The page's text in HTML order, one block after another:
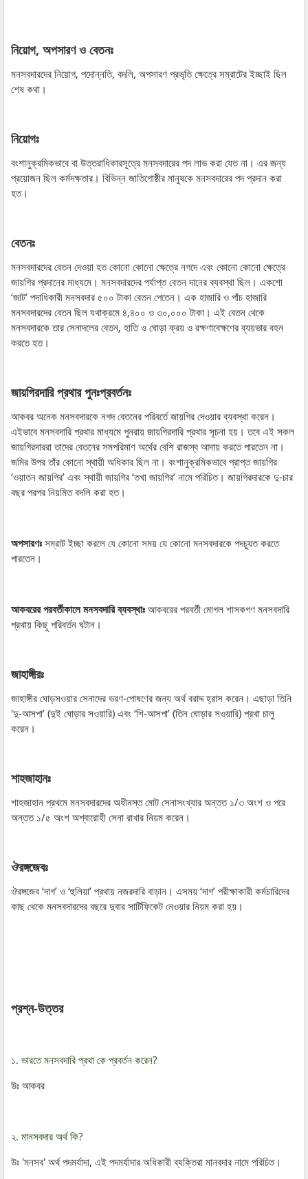
নিয়োগ, অপসারণ ও বেতনঃ
মনসবদারদের নিয়োগ, পদোন্নতি, বদলি, অপসারণ প্রভৃতি ক্ষেত্রে সম্রাটের ইচ্ছাই ছিল
শেষ কথা।
নিয়োগঃ
বংশানুক্রমিকভাবে বা উত্তরাধিকারসূত্রে মনসবদারের পদ লাভ করা যেত না। এর জন্য
প্রয়োজন ছিল কর্মদক্ষতার। বিভিন্ন জাতিগোষ্ঠীর মানুষকে মনসবদারের পদ প্রদান করা
হত।
বেতনঃ
মনসবদারদের বেতন দেওয়া হত কোনো কোনো ক্ষেত্রে নগদে এবং কোনো কোনো ক্ষেত্রে
জায়গির প্রদানের মাধ্যমে। মনসবদারদের পর্যাপ্ত বেতন দানের ব্যবস্থা ছিল। একশো
‘জাট’ পদাধিকারী মনসবদার ৫০০ টাকা বেতন পেতেন। এক হাজারি ও পাঁচ হাজারি
মনসবদারদের বেতন ছিল যথাক্রমে ৪,৪০০ ও ৩০,০০০ টাকা। এই বেতন থেকে
মনসবদারকে তার সেনাদলের বেতন, হাতি ও ঘোড়া ক্রয় ও রক্ষণাবেক্ষণের ব্যয়ভার বহন
করতে হত।
জায়গিরদারি প্রথার পুনঃপ্রবর্তনঃ
আকবর অনেক মনসবদারকে নগদ বেতনের পরিবর্তে জায়গির দেওয়ার ব্যবস্থা করেন।
এইভাবে মনসবদারি প্রথার মাধ্যমে পুনরায় জায়গিরদারি প্রথার সূচনা হয়। তবে এই সকল
জায়গিরদাররা তাদের বেতনের সমপরিমাণ অর্থের বেশি রাজস্ব আদায় করতে পারতেন না।
জমির উপর তাঁর কোনো স্থায়ী অধিকার ছিল না। বংশানুক্রমিকভাবে প্রাপ্ত জায়গির
‘ওয়াতন জায়গির’ এবং স্থায়ী জায়গির ‘তখা জায়গির’ নামে পরিচিত। জায়গিরদারকে দু-চার
বছর পরপর নিয়মিত বদলি করা হত।
অপসারণঃ সম্রাট ইচ্ছা করলে যে কোনো সময় যে কোনো মনসবদারকে পদচ্যুত করতে
পারতেন।
আকবরের পরবর্তীকালে মনসবদারি ব্যবস্থাঃ আকবরের পরবর্তী মোগল শাসকগণ মনসবদারি
প্রথায় কিছু পরিবর্তন ঘটান।
জাহাঙ্গীরঃ
জাহাঙ্গীর ঘোড়সওয়ার সেনাদের ভরণ-পোষণের জন্য অর্থ বরাদ্দ হ্রাস করেন। এছাড়া তিনি
'দু-আসপা’ (দুই ঘোড়ার সওয়ারি) এবং ‘শি-আসপা’ (তিন ঘোড়ার সওয়ারি) প্রথা চালু
করেন।
শাহজাহানঃ
শাহজাহান প্রথমে মনসবদারদের অধীনস্ত মোট সেনাসংখ্যার অন্তত ১/৩ অংশ ও পরে
অন্তত ১/৫ অংশ অশ্বারোহী সেনা রাখার নিয়ম করেন।
ঔরঙ্গজেবঃ
ঔরঙ্গজেব ‘দাগ’ ও ‘হুলিয়া’ প্রথায় নজরদারি বাড়ান। এসময় ‘দাগ’ পরীক্ষাকারী কর্মচারিদের
কাছ থেকে মনসবদারদের বছরে দুবার সার্টিফিকেট নেওয়ার নিয়ম করা হয়।
প্রশ্ন-উত্তর
১. ভারতে মনসবদারি প্রথা কে প্রবর্তন করেন?
উঃ আকবর
২. মানসবদার অর্থ কি?
উঃ 'মনসব' অর্থ পদমর্যাদা, এই পদমর্যাদার অধিকারী ব্যক্তিরা মানবদার নামে পরিচিত।